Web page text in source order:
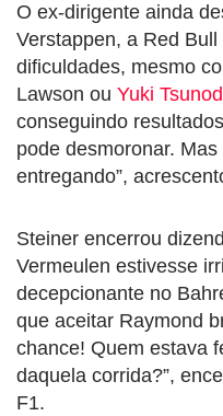
O ex-dirigente ainda
Verstappen, a Red
dificuldades, mesmo
Lawson ou Yuki
conseguindo
pode desmoronar.
entregando”,
Steiner encerrou
Vermeulen estivesse
decepcionante no
que aceitar Raymond
chance! Quem estava
daquela corrida?”,
F1.